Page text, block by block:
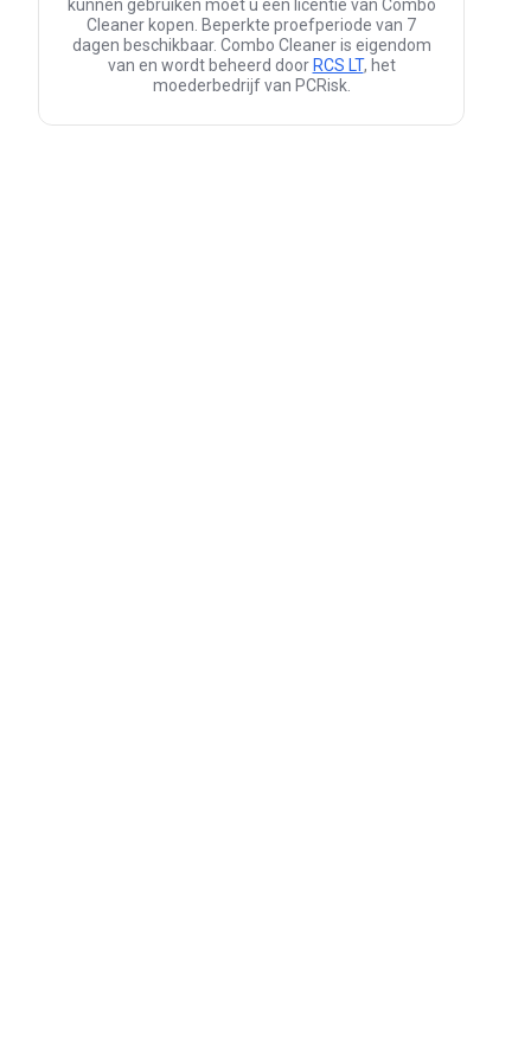
kunnen gebruiken moet u een licentie van Combo
Cleaner kopen. Beperkte proefperiode van 7
dagen beschikbaar. Combo Cleaner is eigendom
van en wordt beheerd door RCS LT, het
moederbedrijf van PCRisk.